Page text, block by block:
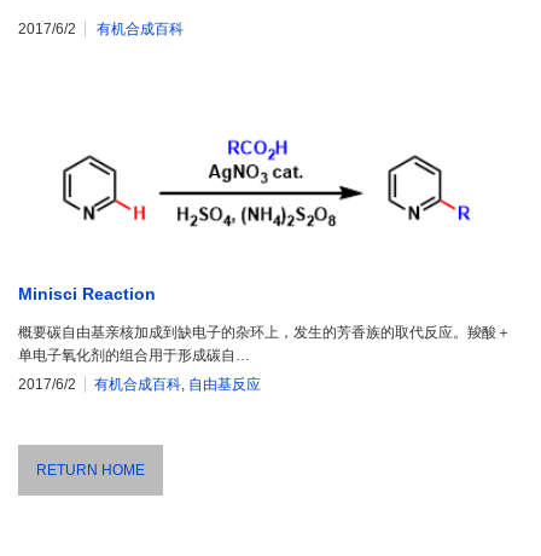
2017/6/2 有机合成百科
Minisci Reaction
概要碳自由基亲核加成到缺电子的杂环上，发生的芳香族的取代反应。羧酸＋
单电子氧化剂的组合用于形成碳自…
2017/6/2
有机合成百科, 自由基反应
RETURN HOME